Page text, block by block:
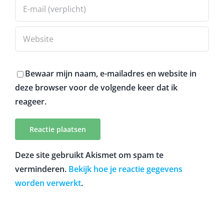
Bewaar mijn naam, e-mailadres en website in
deze browser voor de volgende keer dat ik
reageer.
Deze site gebruikt Akismet om spam te
verminderen. Bekijk hoe je reactie gegevens
worden verwerkt.